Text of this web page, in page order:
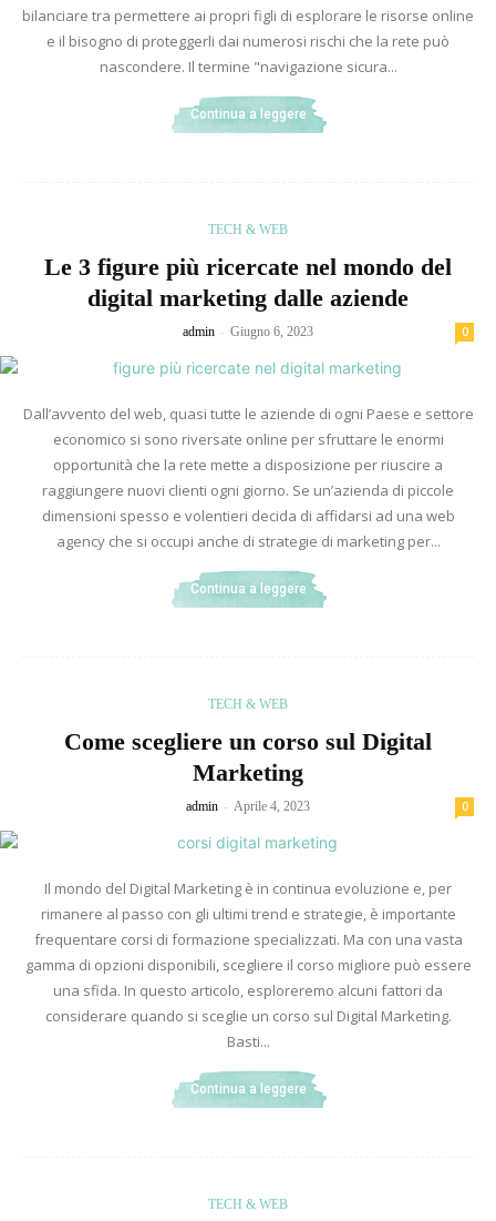
bilanciare tra permettere ai propri figli di esplorare le risorse online
e il bisogno di proteggerli dai numerosi rischi che la rete può
nascondere. Il termine "navigazione sicura...
Continua a leggere
TECH & WEB
Le 3 figure più ricercate nel mondo del
digital marketing dalle aziende
admin - Giugno 6, 2023 0
Dall’avvento del web, quasi tutte le aziende di ogni Paese e settore
economico si sono riversate online per sfruttare le enormi
opportunità che la rete mette a disposizione per riuscire a
raggiungere nuovi clienti ogni giorno. Se un’azienda di piccole
dimensioni spesso e volentieri decida di affidarsi ad una web
agency che si occupi anche di strategie di marketing per...
Continua a leggere
TECH & WEB
Come scegliere un corso sul Digital
Marketing
admin - Aprile 4, 2023 0
Il mondo del Digital Marketing è in continua evoluzione e, per
rimanere al passo con gli ultimi trend e strategie, è importante
frequentare corsi di formazione specializzati. Ma con una vasta
gamma di opzioni disponibili, scegliere il corso migliore può essere
una sfida. In questo articolo, esploreremo alcuni fattori da
considerare quando si sceglie un corso sul Digital Marketing.
Basti...
Continua a leggere
TECH & WEB